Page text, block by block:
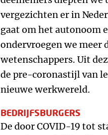
vergezichten er in
gaat om het autonoom
ondervroegen we meer
wetenschappers. Uit
de pre-coronastijl van
nieuwe werkwereld.
BEDRIJFSBURGERS
De door COVID-19 tot